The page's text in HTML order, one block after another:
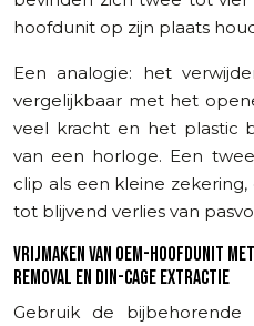
hoofdunit op zijn plaats
Een analogie: het
vergelijkbaar met het
veel kracht en het plastic
van een horloge. Een
clip als een kleine
tot blijvend verlies van
VRIJMAKEN VAN OEM-HOOFDUNIT
REMOVAL EN DIN-CAGE EXTRACTIE
Gebruik de bijbehorende